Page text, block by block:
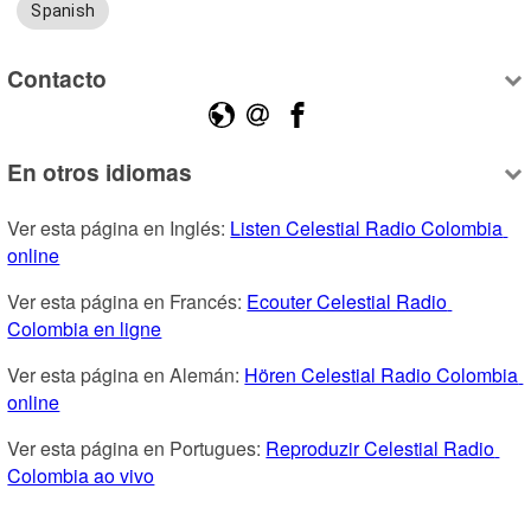
Spanish
Contacto
En otros idiomas
Ver esta página en Inglés: Listen Celestial Radio Colombia
online
Ver esta página en Francés: Ecouter Celestial Radio
Colombia en ligne
Ver esta página en Alemán: Hören Celestial Radio Colombia
online
Ver esta página en Portugues: Reproduzir Celestial Radio
Colombia ao vivo